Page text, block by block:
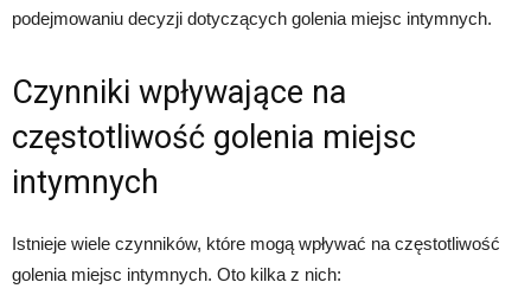
podejmowaniu decyzji dotyczących golenia miejsc intymnych.
Czynniki wpływające na
częstotliwość golenia miejsc
intymnych
Istnieje wiele czynników, które mogą wpływać na częstotliwość
golenia miejsc intymnych. Oto kilka z nich: